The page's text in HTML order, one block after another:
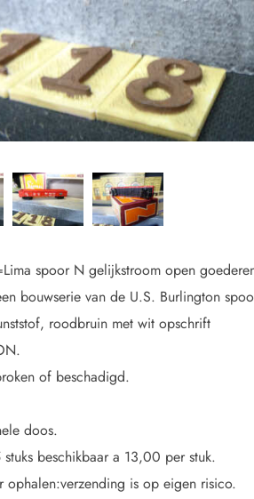
spoor N gelijkstroom open
bouwserie van de U.S. Burlington
roodbruin met wit opschrift
of beschadigd.
doos.
5 stuks beschikbaar a 13,00 per stuk.
ophalen:verzending is op eigen risico.